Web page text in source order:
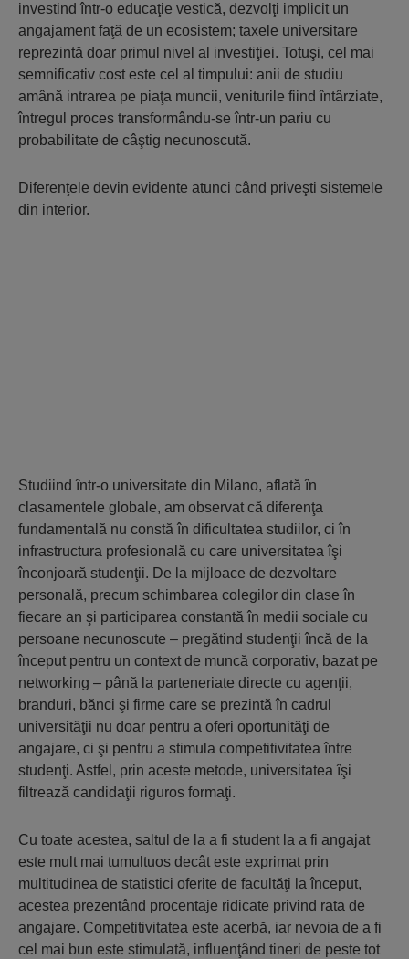
investind într-o educaţie vestică, dezvolţi implicit un
angajament faţă de un ecosistem; taxele universitare
reprezintă doar primul nivel al investiţiei. Totuşi, cel mai
semnificativ cost este cel al timpului: anii de studiu
amână intrarea pe piaţa muncii, veniturile fiind întârziate,
întregul proces transformându-se într-un pariu cu
probabilitate de câştig necunoscută.
Diferenţele devin evidente atunci când priveşti sistemele
din interior.
Studiind într-o universitate din Milano, aflată în
clasamentele globale, am observat că diferenţa
fundamentală nu constă în dificultatea studiilor, ci în
infrastructura profesională cu care universitatea îşi
înconjoară studenţii. De la mijloace de dezvoltare
personală, precum schimbarea colegilor din clase în
fiecare an şi participarea constantă în medii sociale cu
persoane necunoscute – pregătind studenţii încă de la
început pentru un context de muncă corporativ, bazat pe
networking – până la parteneriate directe cu agenţii,
branduri, bănci şi firme care se prezintă în cadrul
universităţii nu doar pentru a oferi oportunităţi de
angajare, ci şi pentru a stimula competitivitatea între
studenţi. Astfel, prin aceste metode, universitatea îşi
filtrează candidaţii riguros formaţi.
Cu toate acestea, saltul de la a fi student la a fi angajat
este mult mai tumultuos decât este exprimat prin
multitudinea de statistici oferite de facultăţi la început,
acestea prezentând procentaje ridicate privind rata de
angajare. Competitivitatea este acerbă, iar nevoia de a fi
cel mai bun este stimulată, influenţând tineri de peste tot